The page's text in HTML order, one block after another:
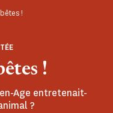
!
!
Age entretenait-
?